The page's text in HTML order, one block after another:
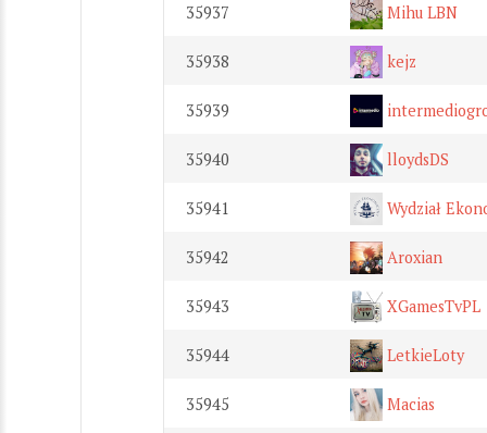
35937 Mihu LBN
35938 kejz
35939
35940 lloydsDS
35941 Wydział
35942 Aroxian
35943 XGamesTvPL
35944 LetkieLoty
35945 Macias